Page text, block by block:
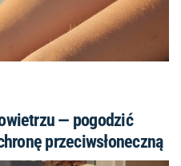
— pogodzić
przeciwsłoneczną